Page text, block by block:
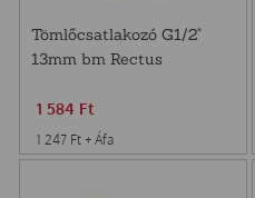
Tömlőcsatlakozó G1/2"
13mm bm Rectus
1 584 Ft
1 247 Ft + Áfa